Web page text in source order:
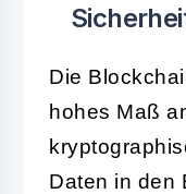
Die
hohes Maß
Daten in den